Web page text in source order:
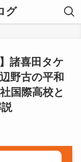
グ
諸喜田タケ
野古の平和
国際高校と